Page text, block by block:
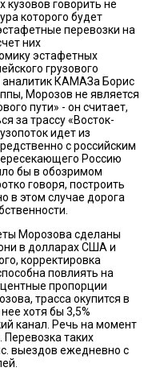
говорить не
которого будет
перевозки на
них
эстафетных
грузового
аналитик КАМАЗа Борис
Морозов не является
пути» - он считает,
за трассу «Восток-
идет из
с российским
Россию
бы в обозримом
говоря, построить
в этом случае дорога
Морозова сделаны
в долларах США и
корректировка
повлиять на
пропорции
трасса окупится в
хотя бы 3,5%
канал. Речь на момент
таких
выездов ежедневно с